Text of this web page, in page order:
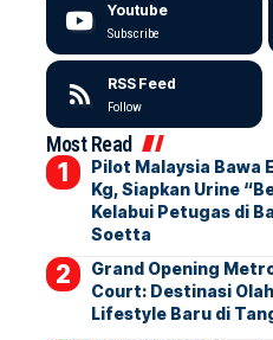
Youtube
Subscribe
RSS Feed
Follow
Most Read
Pilot Malaysia Bawa
Kg, Siapkan Urine
Kelabui Petugas di
Soetta
Grand Opening
Court: Destinasi
Lifestyle Baru di